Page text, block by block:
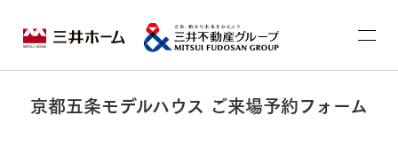
京都五条モデルハウス ご来場予約フォーム